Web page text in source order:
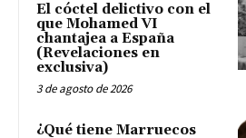
El cóctel delictivo con el
que Mohamed VI
chantajea a España
(Revelaciones en
exclusiva)
3 de agosto de 2026
¿Qué tiene Marruecos